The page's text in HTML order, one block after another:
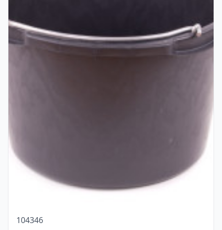
104346